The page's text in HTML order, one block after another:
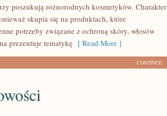
poszukują różnorodnych kosmetyków. Charakter
skupia się na produktach, które
potrzeby związane z ochroną skóry, włosów
prezentuje tematykę [ Read More ]
CONTINUE